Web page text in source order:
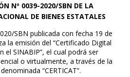
Nº 0039-2020/SBN DE LA
DE BIENES ESTATALES
SBN publicada con fecha 19 de
la emisión del “Certificado Digital
el SINABIP”, el cual podrá ser
o virtualmente, a través de la
“CERTICAT”.